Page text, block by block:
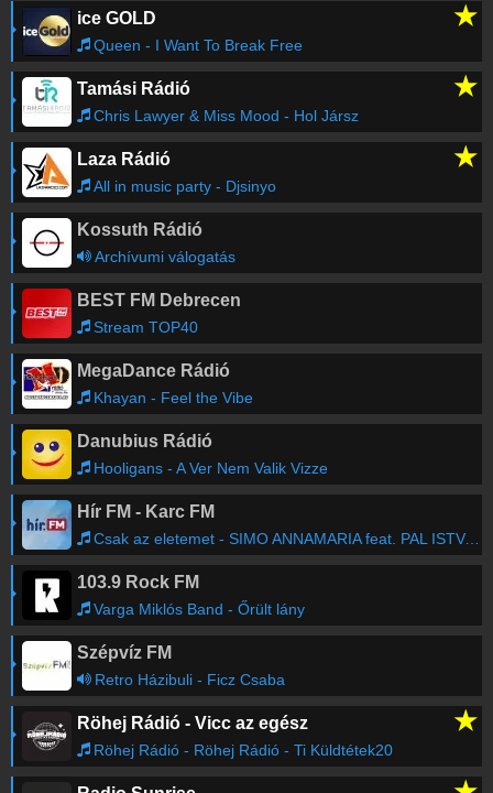
ice GOLD ★
Queen - I Want To Break Free
Tamási Rádió ★
Chris Lawyer & Miss Mood - Hol Jársz
Laza Rádió ★
All in music party - Djsinyo
Kossuth Rádió
Archívumi válogatás
BEST FM Debrecen
Stream TOP40
MegaDance Rádió
Khayan - Feel the Vibe
Danubius Rádió
Hooligans - A Ver Nem Valik Vizze
Hír FM - Karc FM
Csak az eletemet - SIMO ANNAMARIA feat. PAL ISTVAN SZALONNA
103.9 Rock FM
Varga Miklós Band - Őrült lány
Szépvíz FM
Retro Házibuli - Ficz Csaba
Röhej Rádió - Vicc az egész ★
Röhej Rádió - Röhej Rádió - Ti Küldtétek20